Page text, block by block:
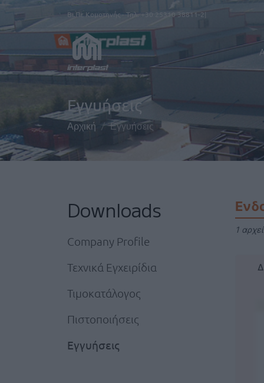
Παράκαμψη προς το κυρίως περιεχόμενο
Βι.Πε Κομοτηνής - Τηλ. +30 25310 38811-2
Εγγυήσεις
Αρχική Εγγυήσεις
Downloads
Company Profile
Τεχνικά Εγχειρίδια
Τιμοκατάλογος
Πιστοποιήσεις
Εγγυήσεις
1